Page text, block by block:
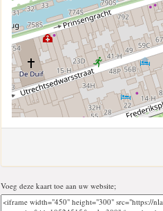
Voeg deze kaart toe aan uw website;